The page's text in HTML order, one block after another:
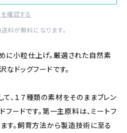
確認する
料が無料になります。
に小粒仕上げ。厳選された自然素
なドッグフードです。
、１７種類の素材をそのままブレン
フードです。第一主原料は、ミートフ
す。飼育方法から製造技術に至る